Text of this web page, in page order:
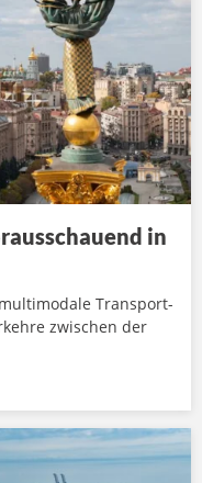
in
Transport-
zwischen der